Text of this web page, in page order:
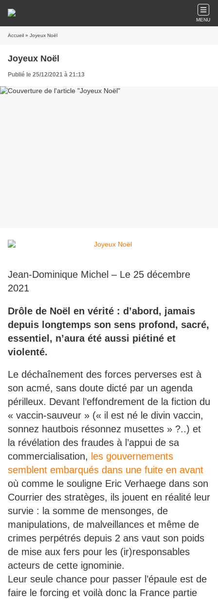
MENU
Accueil » Joyeux Noël
Joyeux Noël
Publié le 25/12/2021 à 21:13
Jean-Dominique Michel – Le 25 décembre
2021
Drôle de Noël en vérité : d’abord, jamais
depuis longtemps son sens profond, sacré,
essentiel, n’aura été aussi piétiné et
violenté.
Le déchaînement des forces perverses est à
son acmé, sans doute dicté par un agenda
périlleux. Devant l’effondrement de la fiction du
« vaccin-sauveur » (« il est né le divin vaccin,
sonnez hautbois résonnez musettes » ?..) et
la révélation des fraudes à l’appui de sa
commercialisation, les gouvernements
semblent embarqués dans une fuite en avant
où comme le souligne Eric Verhaege dans son
Courrier des stratèges, ils jouent en réalité leur
survie : la somme de mensonges, de
manipulations, de malveillances et même de
crimes perpétrés depuis 2 ans vaut son poids
de mise aux fers pour les (ir)responsables
acteurs de cette ignominie.
Leur seule chance pour passer l’épaule est de
faire le forcing et voilà donc la France partie